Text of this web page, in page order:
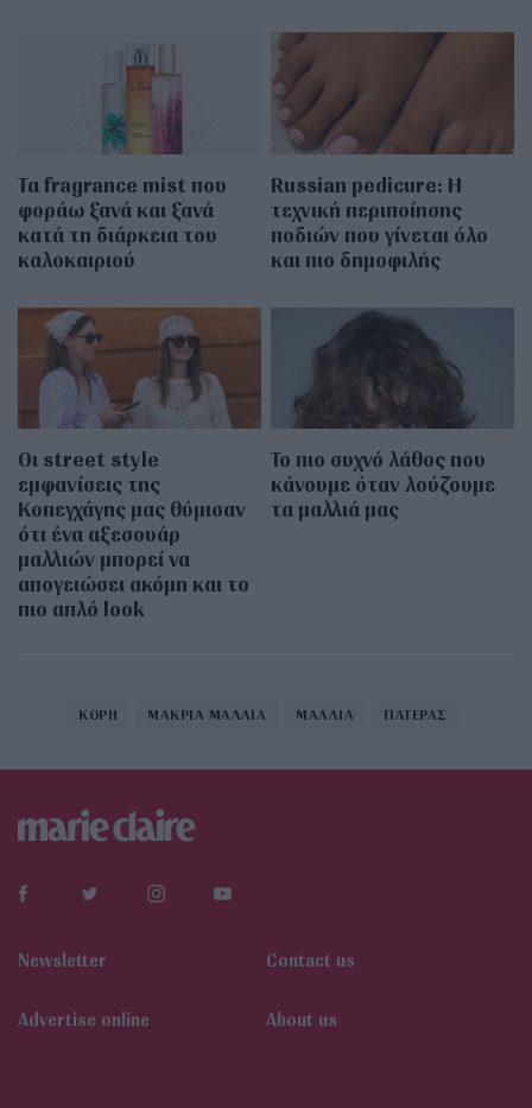
Τα fragrance mist που
φοράω ξανά και ξανά
κατά τη διάρκεια του
καλοκαιριού
Russian pedicure: Η
τεχνική περιποίησης
ποδιών που γίνεται όλο
και πιο δημοφιλής
Οι street style
εμφανίσεις της
Κοπεγχάγης μας θύμισαν
ότι ένα αξεσουάρ
μαλλιών μπορεί να
απογειώσει ακόμη και το
πιο απλό look
Το πιο συχνό λάθος που
κάνουμε όταν λούζουμε
τα μαλλιά μας
ΚΟΡΗ ΜΑΚΡΙΑ ΜΑΛΛΙΑ ΜΑΛΛΙΑ ΠΑΤΕΡΑΣ
Newsletter Contact us
Αdvertise online About us